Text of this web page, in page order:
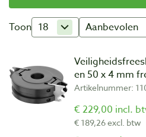
Toon 18 Aanbevolen
en 50 x 4 mm
Artikelnummer:
€ 229,00 incl.
€ 189,26 excl. btw